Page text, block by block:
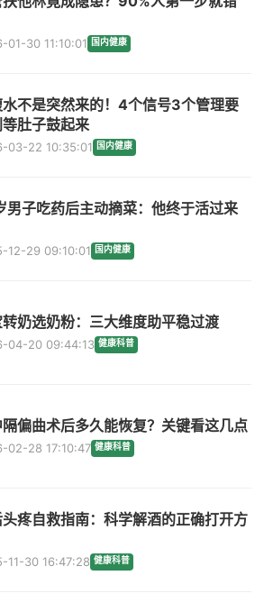
01-30 11:10:01 国内健康
水不是突然来的！4个信号3个管理要
等肚子鼓起来
03-22 10:35:01 国内健康
男子吃药后主动摘菜：他终于活过来
12-29 09:10:01 国内健康
转奶选奶粉：三大维度助平稳过渡
04-20 09:44:13 健康科普
偏曲术后多久能恢复？关键看这几点
02-28 17:10:47 健康科普
疼自救指南：科学解酒的正确打开方
11-30 16:47:28 健康科普